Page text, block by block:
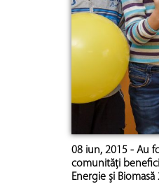
08 iun, 2015 - Au
comunităţi
Energie şi Biomasă